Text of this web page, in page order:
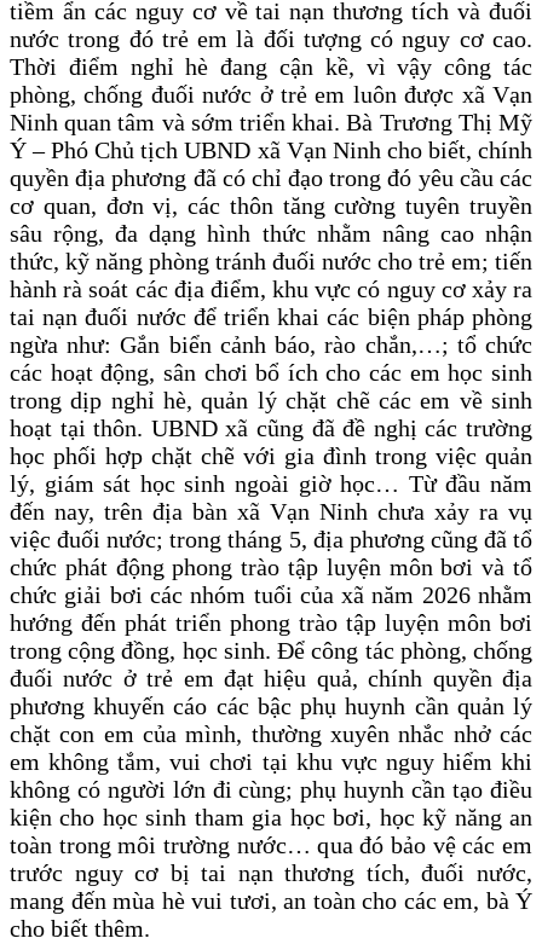
tiềm ẩn các nguy cơ về tai nạn thương tích và đuối
nước trong đó trẻ em là đối tượng có nguy cơ cao.
Thời điểm nghỉ hè đang cận kề, vì vậy công tác
phòng, chống đuối nước ở trẻ em luôn được xã Vạn
Ninh quan tâm và sớm triển khai. Bà Trương Thị Mỹ
Ý – Phó Chủ tịch UBND xã Vạn Ninh cho biết, chính
quyền địa phương đã có chỉ đạo trong đó yêu cầu các
cơ quan, đơn vị, các thôn tăng cường tuyên truyền
sâu rộng, đa dạng hình thức nhằm nâng cao nhận
thức, kỹ năng phòng tránh đuối nước cho trẻ em; tiến
hành rà soát các địa điểm, khu vực có nguy cơ xảy ra
tai nạn đuối nước để triển khai các biện pháp phòng
ngừa như: Gắn biển cảnh báo, rào chắn,…; tổ chức
các hoạt động, sân chơi bổ ích cho các em học sinh
trong dịp nghỉ hè, quản lý chặt chẽ các em về sinh
hoạt tại thôn. UBND xã cũng đã đề nghị các trường
học phối hợp chặt chẽ với gia đình trong việc quản
lý, giám sát học sinh ngoài giờ học… Từ đầu năm
đến nay, trên địa bàn xã Vạn Ninh chưa xảy ra vụ
việc đuối nước; trong tháng 5, địa phương cũng đã tổ
chức phát động phong trào tập luyện môn bơi và tổ
chức giải bơi các nhóm tuổi của xã năm 2026 nhằm
hướng đến phát triển phong trào tập luyện môn bơi
trong cộng đồng, học sinh. Để công tác phòng, chống
đuối nước ở trẻ em đạt hiệu quả, chính quyền địa
phương khuyến cáo các bậc phụ huynh cần quản lý
chặt con em của mình, thường xuyên nhắc nhở các
em không tắm, vui chơi tại khu vực nguy hiểm khi
không có người lớn đi cùng; phụ huynh cần tạo điều
kiện cho học sinh tham gia học bơi, học kỹ năng an
toàn trong môi trường nước… qua đó bảo vệ các em
trước nguy cơ bị tai nạn thương tích, đuối nước,
mang đến mùa hè vui tươi, an toàn cho các em, bà Ý
cho biết thêm.